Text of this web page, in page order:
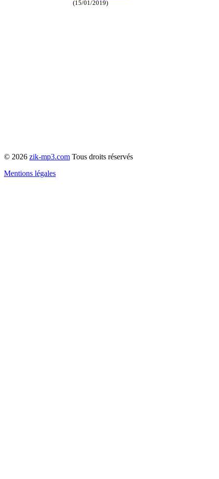
(15/01/2019)
© 2026 zik-mp3.com Tous droits réservés
Mentions légales